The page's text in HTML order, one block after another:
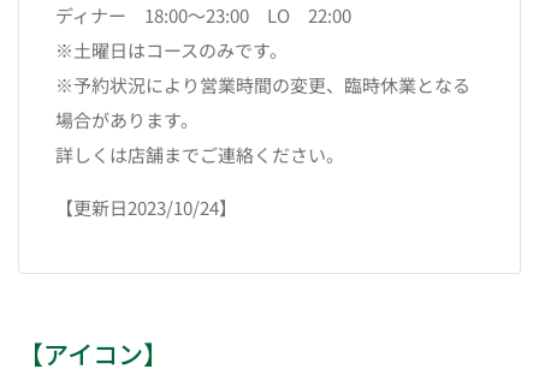
ディナー 18:00〜23:00 LO 22:00
※土曜日はコースのみです。
※予約状況により営業時間の変更、 臨時休業となる
場合があります。
詳しくは店舗までご連絡ください。
【更新日2023/10/24】
【アイコン】